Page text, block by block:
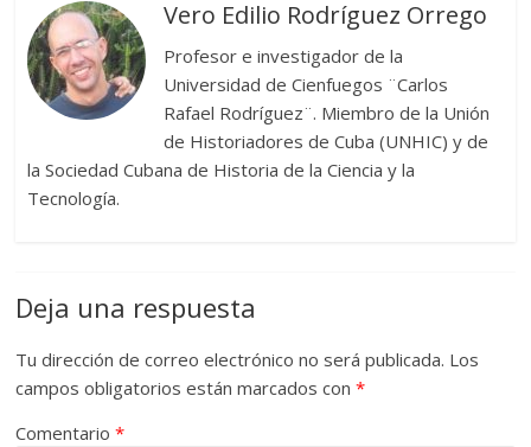
Vero Edilio Rodríguez Orrego
Profesor e investigador de la
Universidad de Cienfuegos ¨Carlos
Rafael Rodríguez¨. Miembro de la Unión
de Historiadores de Cuba (UNHIC) y de
la Sociedad Cubana de Historia de la Ciencia y la
Tecnología.
Deja una respuesta
Tu dirección de correo electrónico no será publicada. Los
campos obligatorios están marcados con*
Comentario*